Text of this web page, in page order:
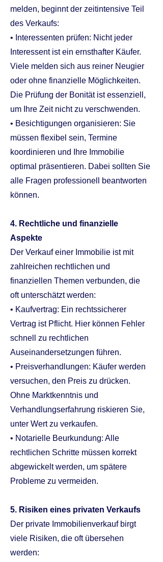
melden, beginnt der zeitintensive Teil
des Verkaufs:
• Interessenten prüfen: Nicht jeder
Interessent ist ein ernsthafter Käufer.
Viele melden sich aus reiner Neugier
oder ohne finanzielle Möglichkeiten.
Die Prüfung der Bonität ist essenziell,
um Ihre Zeit nicht zu verschwenden.
• Besichtigungen organisieren: Sie
müssen flexibel sein, Termine
koordinieren und Ihre Immobilie
optimal präsentieren. Dabei sollten Sie
alle Fragen professionell beantworten
können.
4. Rechtliche und finanzielle
Aspekte
Der Verkauf einer Immobilie ist mit
zahlreichen rechtlichen und
finanziellen Themen verbunden, die
oft unterschätzt werden:
• Kaufvertrag: Ein rechtssicherer
Vertrag ist Pflicht. Hier können Fehler
schnell zu rechtlichen
Auseinandersetzungen führen.
• Preisverhandlungen: Käufer werden
versuchen, den Preis zu drücken.
Ohne Marktkenntnis und
Verhandlungserfahrung riskieren Sie,
unter Wert zu verkaufen.
• Notarielle Beurkundung: Alle
rechtlichen Schritte müssen korrekt
abgewickelt werden, um spätere
Probleme zu vermeiden.
5. Risiken eines privaten Verkaufs
Der private Immobilienverkauf birgt
viele Risiken, die oft übersehen
werden: